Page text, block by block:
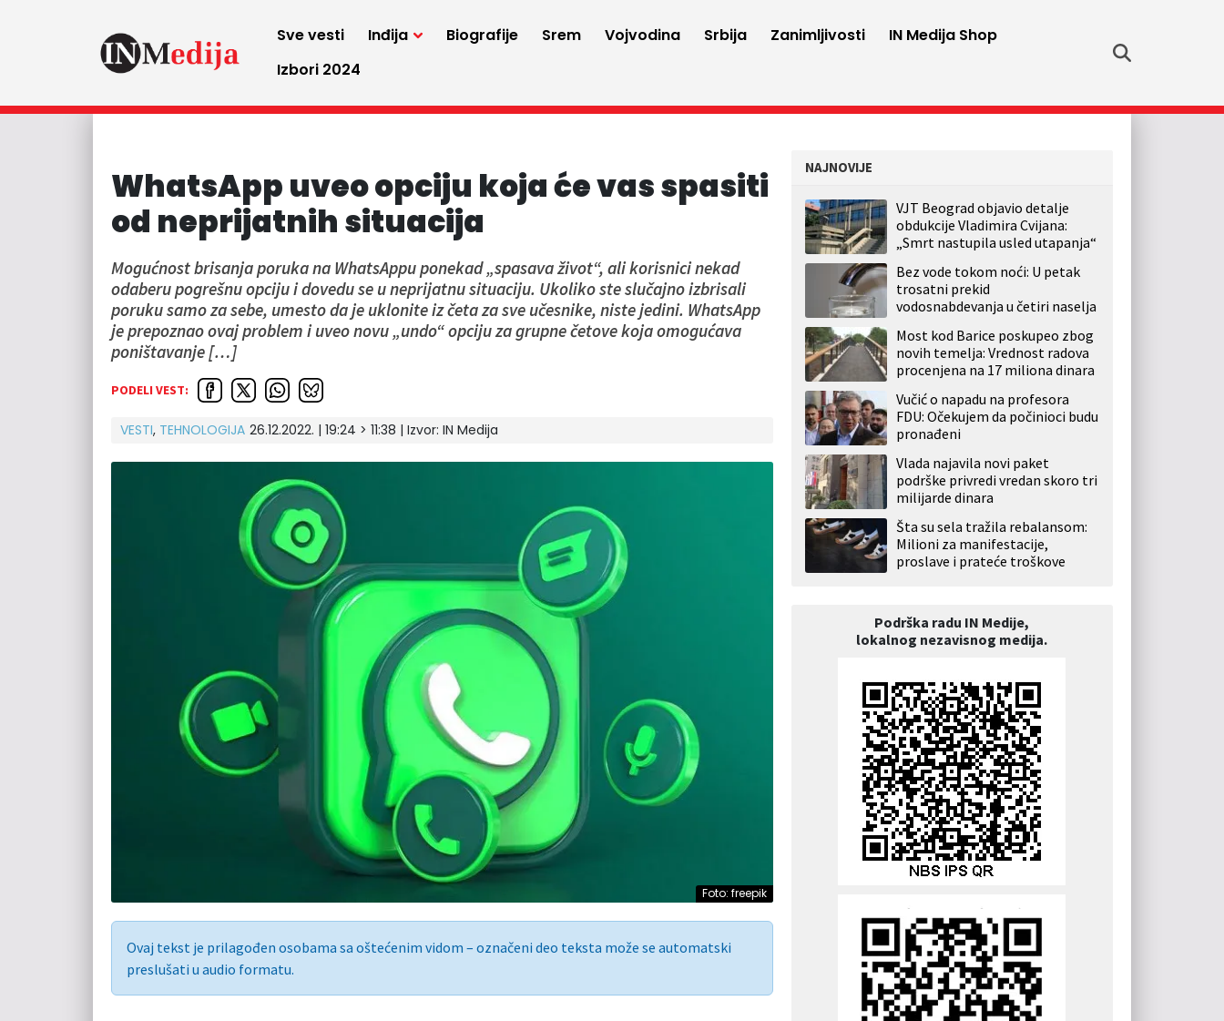
Sve vesti Inđija Biografije Srem Vojvodina Srbija Zanimljivosti
IN Medija Shop
Izbori 2024
WhatsApp uveo opciju koja će vas spasiti
od neprijatnih situacija
Mogućnost brisanja poruka na WhatsAppu ponekad „spasava život“, ali korisnici nekad
odaberu pogrešnu opciju i dovedu se u neprijatnu situaciju. Ukoliko ste slučajno izbrisali
poruku samo za sebe, umesto da je uklonite iz četa za sve učesnike, niste jedini. WhatsApp
je prepoznao ovaj problem i uveo novu „undo“ opciju za grupne četove koja omogućava
poništavanje […]
PODELI VEST:
VESTI, TEHNOLOGIJA 26.12.2022. | 19:24 > 11:38 | Izvor: IN Medija
Foto: freepik
Ovaj tekst je prilagođen osobama sa oštećenim vidom – označeni deo teksta može se automatski
preslušati u audio formatu.
NAJNOVIJE
VJT Beograd objavio detalje
obdukcije Vladimira Cvijana:
„Smrt nastupila usled utapanja“
Bez vode tokom noći: U petak
trosatni prekid
vodosnabdevanja u četiri naselja
Most kod Barice poskupeo zbog
novih temelja: Vrednost radova
procenjena na 17 miliona dinara
Vučić o napadu na profesora
FDU: Očekujem da počinioci budu
pronađeni
Vlada najavila novi paket
podrške privredi vredan skoro tri
milijarde dinara
Šta su sela tražila rebalansom:
Milioni za manifestacije,
proslave i prateće troškove
Podrška radu IN Medije,
lokalnog nezavisnog medija.